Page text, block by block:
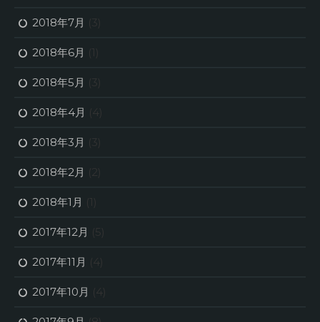
2018年7月 (3)
2018年6月 (1)
2018年5月 (3)
2018年4月 (4)
2018年3月 (3)
2018年2月 (2)
2018年1月 (1)
2017年12月 (5)
2017年11月 (4)
2017年10月 (4)